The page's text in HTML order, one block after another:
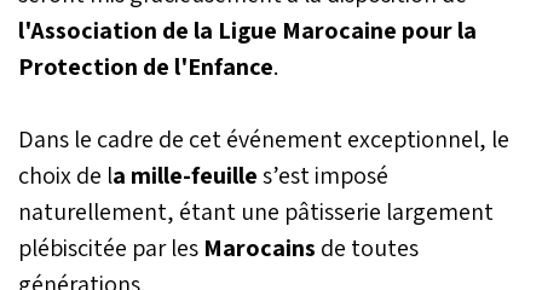
l'Association de la Ligue Marocaine pour la
Protection de l'Enfance.
Dans le cadre de cet événement exceptionnel, le
choix de la mille-feuilles’est imposé
naturellement, étant une pâtisserie largement
plébiscitée par les Marocains de toutes